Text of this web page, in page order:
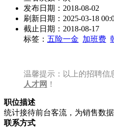
发布日期：2018-08-02
刷新日期：2025-03-18
截止日期：2018-08-17
标签： 五险一金 加班费
温馨提示：以上的招聘信
人才网 ！
职位描述
统计接待前台客流，为销售数
联系方式